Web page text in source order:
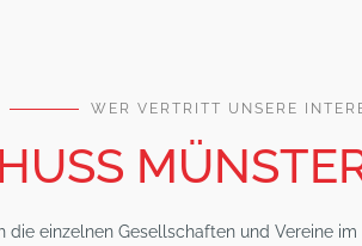
WER VERTRITT UNSERE
einzelnen Gesellschaften und Vereine